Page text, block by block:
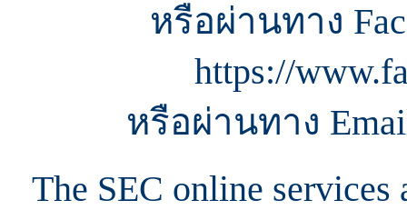
หรือผ่านทาง
https://
หรือผ่านทาง
The SEC online